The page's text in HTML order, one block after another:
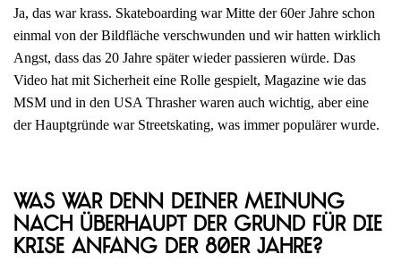
Ja, das war krass. Skateboarding war Mitte der 60er Jahre schon
einmal von der Bildfläche verschwunden und wir hatten wirklich
Angst, dass das 20 Jahre später wieder passieren würde. Das
Video hat mit Sicherheit eine Rolle gespielt, Magazine wie das
MSM und in den USA Thrasher waren auch wichtig, aber eine
der Hauptgründe war Streetskating, was immer populärer wurde.
Was war denn deiner Meinung
nach überhaupt der Grund für die
Krise Anfang der 80er Jahre?